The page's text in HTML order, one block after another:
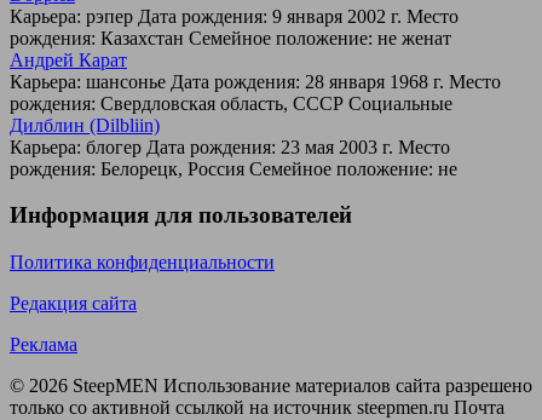
Карьера: рэпер Дата рождения: 9 января 2002 г. Место
рождения: Казахстан Семейное положение: не женат
Андрей Карат
Карьера: шансонье Дата рождения: 28 января 1968 г. Место
рождения: Свердловская область, СССР Социальные
Дилблин (Dilbliin)
Карьера: блогер Дата рождения: 23 мая 2003 г. Место
рождения: Белорецк, Россия Семейное положение: не
Информация для пользователей
Политика конфиденциальности
Редакция сайта
Реклама
© 2026 SteepMEN Использование материалов сайта разрешено
только со активной ссылкой на источник steepmen.ru Почта